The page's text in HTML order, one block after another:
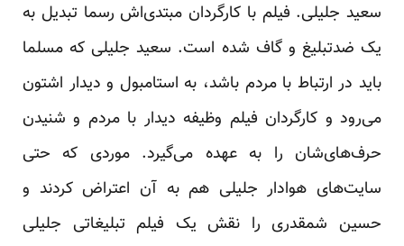
سعید جلیلی. فیلم با کارگردان مبتدی‌اش رسما تبدیل به
یک ضدتبلیغ و گاف شده است. سعید جلیلی که مسلما
باید در ارتباط با مردم باشد، به استامبول و دیدار اشتون
می‌رود و کارگردان فیلم وظیفه‌ دیدار با مردم و شنیدن
حرف‌های‌شان را به عهده می‌گیرد. موردی که حتی
سایت‌های هوادار جلیلی هم به آن اعتراض کردند و
حسین شمقدری را نقش یک فیلم تبلیغاتی جلیلی